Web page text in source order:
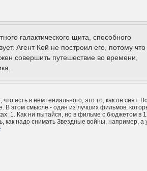
галактического щита, способного
Агент Кей не построил его, потому что
совершить путешествие во времени,
есть в нем гениального, это то, как он снят.
В этом смысле - один из лучших фильмов,
1. Как ни пытайся, но в фильме с бюджетом в
как надо снимать Звездные войны, например, а